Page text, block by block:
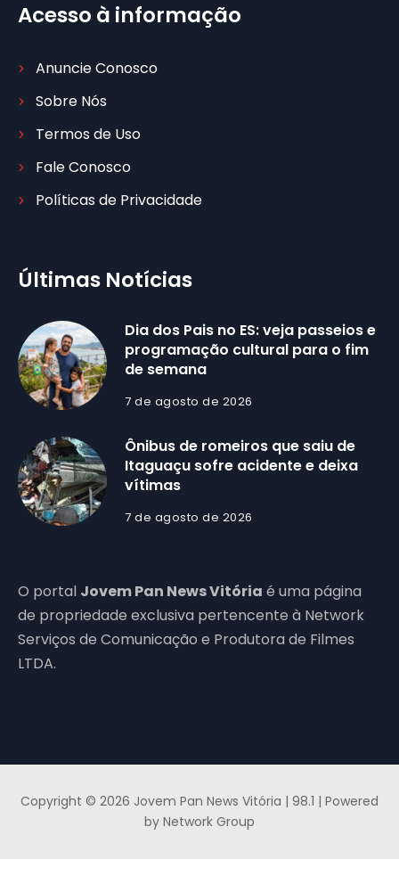
Acesso à informação
Anuncie Conosco
Sobre Nós
Termos de Uso
Fale Conosco
Políticas de Privacidade
Últimas Notícias
Dia dos Pais no ES: veja passeios e
programação cultural para o fim
de semana
7 de agosto de 2026
Ônibus de romeiros que saiu de
Itaguaçu sofre acidente e deixa
vítimas
7 de agosto de 2026
O portal Jovem Pan News Vitória é uma página
de propriedade exclusiva pertencente à Network
Serviços de Comunicação e Produtora de Filmes
LTDA.
Copyright © 2026 Jovem Pan News Vitória | 98.1 | Powered
by Network Group